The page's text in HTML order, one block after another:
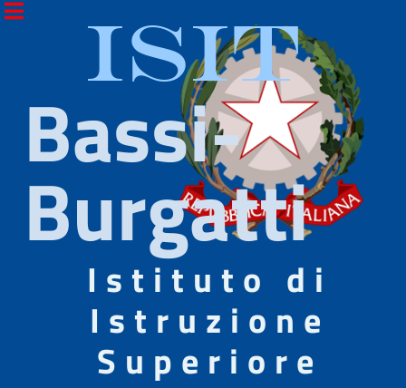
ISIT
Bassi-
Burgatti
Istituto di
Istruzione
Superiore